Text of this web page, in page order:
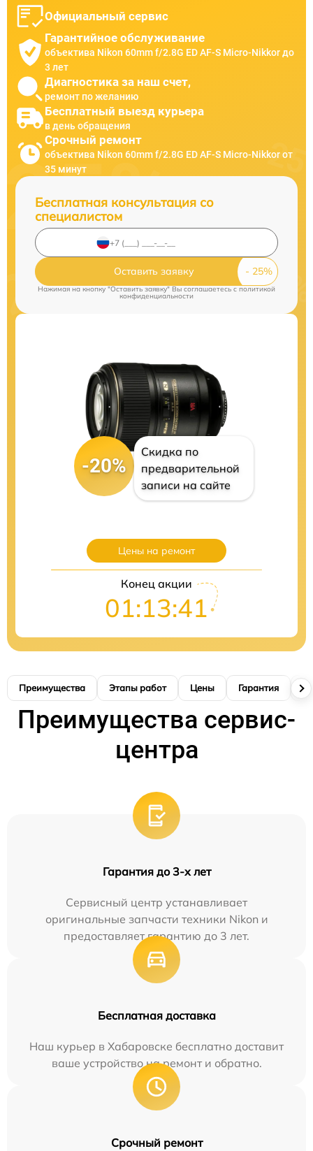
Официальный сервис
Гарантийное обслуживание
объектива Nikon 60mm f/2.8G ED AF-S Micro-Nikkor до
3 лет
Диагностика за наш счет,
ремонт по желанию
Бесплатный выезд курьера
в день обращения
Срочный ремонт
объектива Nikon 60mm f/2.8G ED AF-S Micro-Nikkor от
35 минут
Бесплатная консультация со
специалистом
Оставить заявку
Нажимая на кнопку "Оставить заявку" Вы соглашаетесь cполитикой
конфиденциальности
-20%
Скидка по
предварительной
записи на сайте
Цены на ремонт
Конец акции
01:13:40
Преимущества Этапы работ Цены Гарантия
Преимущества сервис-
центра
Гарантия до 3-х лет
Сервисный центр устанавливает
оригинальные запчасти техники Nikon и
предоставляет гарантию до 3 лет.
Бесплатная доставка
Наш курьер в Хабаровске бесплатно доставит
ваше устройство на ремонт и обратно.
Срочный ремонт